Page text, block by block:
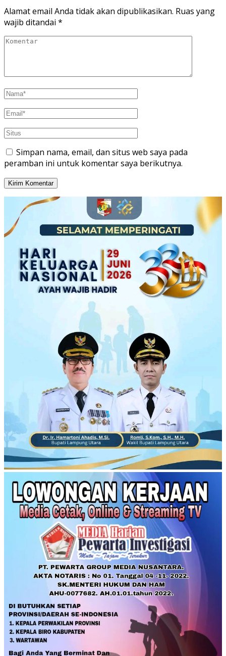
Alamat email Anda tidak akan dipublikasikan. Ruas yang
wajib ditandai *
Simpan nama, email, dan situs web saya pada
peramban ini untuk komentar saya berikutnya.